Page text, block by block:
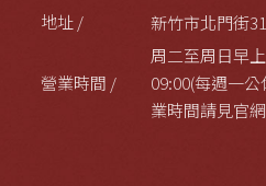
地址 /
新竹市北門街
營業時間 /
周二至周日早
09:00(每週一
業時間請見官